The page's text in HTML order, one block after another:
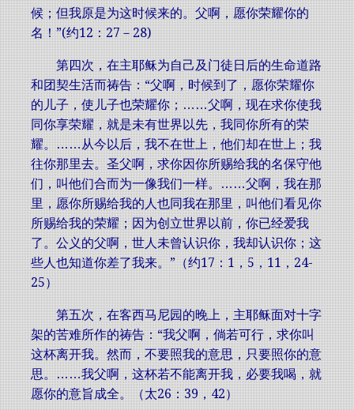
候；但我原是为这时候来的。父啊，愿你荣耀你的
名！”(约12：27－28)
第四次，在主耶稣为自己及门徒日后的生命道路
和团契生活而祷告：“父啊，时候到了，愿你荣耀你
的儿子，使儿子也荣耀你；……父啊，现在求你使我
同你享荣耀，就是未有世界以先，我同你所有的荣
耀。……从今以后，我不在世上，他们却在世上；我
往你那里去。圣父啊，求你因你所赐给我的名保守他
们，叫他们合而为一像我们一样。……父啊，我在那
里，愿你所赐给我的人也同我在那里，叫他们看见你
所赐给我的荣耀；因为创立世界以前，你已经爱我
了。公义的父啊，世人未曾认识你，我却认识你；这
些人也知道你差了我来。”（约17：1，5，11，24-
25）
第五次，在客西马尼园的晚上，主耶稣面对十字
架的苦难所作的祷告：“我父啊，倘若可行，求你叫
这杯离开我。然而，不要照我的意思，只要照你的意
思。……我父啊，这杯若不能离开我，必要我喝，就
愿你的意旨成全。（太26：39，42）